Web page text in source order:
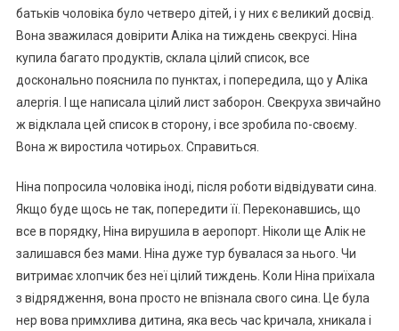
батьків чоловіка було четверо дітей, і у них є великий досвід.
Вона зважилася довірити Аліка на тиждень свекрусі. Ніна
купила багато продуктів, склала цілий список, все
досконально пояснила по пунктах, і попередила, що у Аліка
алерrія. І ще написала цілий лист заборон. Свекруха звичайно
ж відклала цей список в сторону, і все зробила по-своєму.
Вона ж виростила чотирьох. Справиться.
Ніна попросила чоловіка іноді, після роботи відвідувати сина.
Якщо буде щось не так, попередити її. Переконавшись, що
все в порядку, Ніна вирушила в аеропорт. Ніколи ще Алік не
залишався без мами. Ніна дуже тур бувалася за нього. Чи
витримає хлопчик без неї цілий тиждень. Коли Ніна приїхала
з відрядження, вона просто не впізнала свого сина. Це була
нер вова nримхлива дитина, яка весь час kричала, хникала і